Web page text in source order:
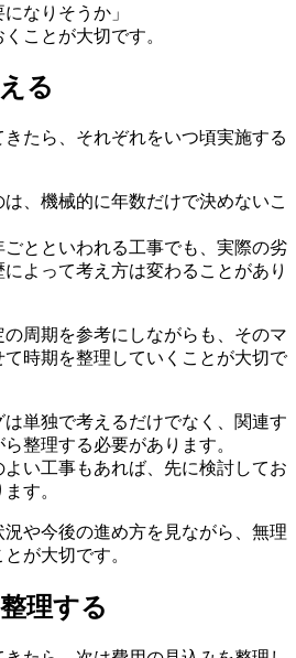
する
なりそうか」
ことが大切です。
る
たら、それぞれをいつ頃実施する
、機械的に年数だけで決めないこ
とといわれる工事でも、実際の劣
よって考え方は変わることがあり
周期を参考にしながらも、そのマ
時期を整理していくことが大切で
単独で考えるだけでなく、関連す
整理する必要があります。
い工事もあれば、先に検討してお
す。
や今後の進め方を見ながら、無理
が大切です。
理する